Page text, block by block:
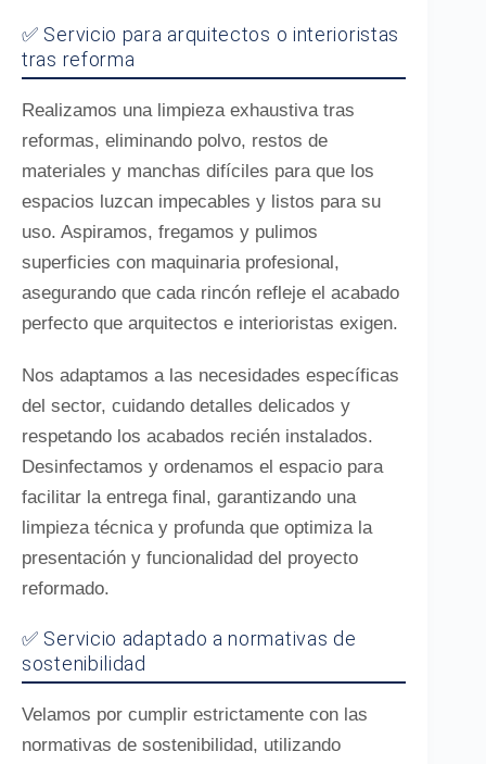
✅ Servicio para arquitectos o interioristas
tras reforma
Realizamos una limpieza exhaustiva tras
reformas, eliminando polvo, restos de
materiales y manchas difíciles para que los
espacios luzcan impecables y listos para su
uso. Aspiramos, fregamos y pulimos
superficies con maquinaria profesional,
asegurando que cada rincón refleje el acabado
perfecto que arquitectos e interioristas exigen.
Nos adaptamos a las necesidades específicas
del sector, cuidando detalles delicados y
respetando los acabados recién instalados.
Desinfectamos y ordenamos el espacio para
facilitar la entrega final, garantizando una
limpieza técnica y profunda que optimiza la
presentación y funcionalidad del proyecto
reformado.
✅ Servicio adaptado a normativas de
sostenibilidad
Velamos por cumplir estrictamente con las
normativas de sostenibilidad, utilizando